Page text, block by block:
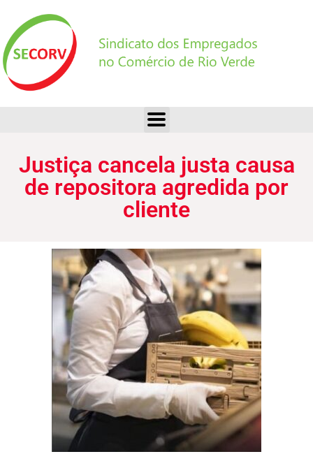
Justiça cancela justa causa
de repositora agredida por
cliente